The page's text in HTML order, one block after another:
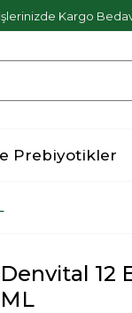
Kargo
Prebiyotikler
Denvital 12
ML